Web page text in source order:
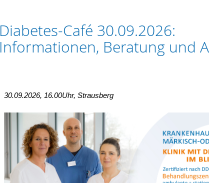
Diabetes-Café 30.09.2026:
Informationen, Beratung und
30.09.2026, 16.00Uhr, Strausberg